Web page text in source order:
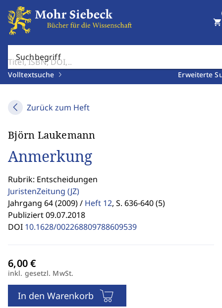
Suchbegriff
Volltextsuche Erweiterte
shopping_cart
Zurück zum Heft
Björn Laukemann
Anmerkung
Rubrik: Entscheidungen
JuristenZeitung (JZ)
Jahrgang 64 (2009) / Heft 12, S. 636-640 (5)
Publiziert 09.07.2018
DOI 10.1628/002268809788609539
inkl. gesetzl. MwSt.
In den Warenkorb